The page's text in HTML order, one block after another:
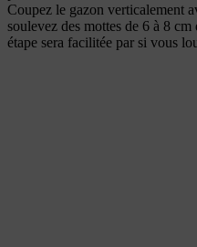
Coupez le gazon verticalement
soulevez des mottes de 6 à 8 cm
étape sera facilitée par si vous